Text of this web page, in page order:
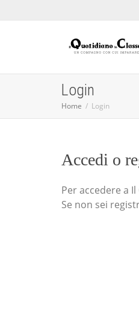
Login
Home Login
Accedi o
Per accedere a
Se non sei